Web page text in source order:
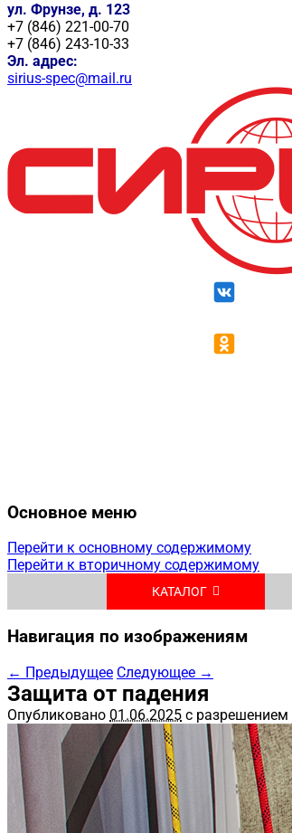
ул. Фрунзе, д. 123
+7 (846) 221-00-70
+7 (846) 243-10-33
Эл. адрес:
sirius-spec@mail.ru
Основное меню
Перейти к основному содержимому
Перейти к вторичному содержимому
КАТАЛОГ
Навигация по изображениям
← Предыдущее Следующее →
Защита от падения
Опубликовано 01.06.2025 с разрешением